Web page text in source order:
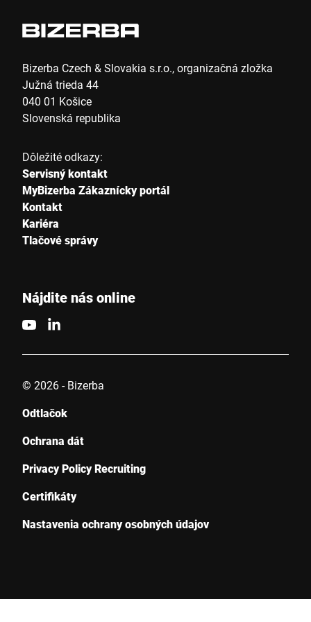
Štáť *
Týmto potvrdzujem, že súhlasím s použitím svojich údajov na
Anti-Robot Verification
Odoslať
Bizerba Czech & Slovakia s.r.o., organizačná zložka
Južná trieda 44
040 01 Košice
Slovenská republika
Dôležité odkazy:
Servisný kontakt
MyBizerba Zákaznícky portál
Kontakt
Kariéra
Tlačové správy
Nájdite nás online
© 2026 - Bizerba
Odtlačok
Ochrana dát
Privacy Policy Recruiting
Certifikáty
Nastavenia ochrany osobných údajov